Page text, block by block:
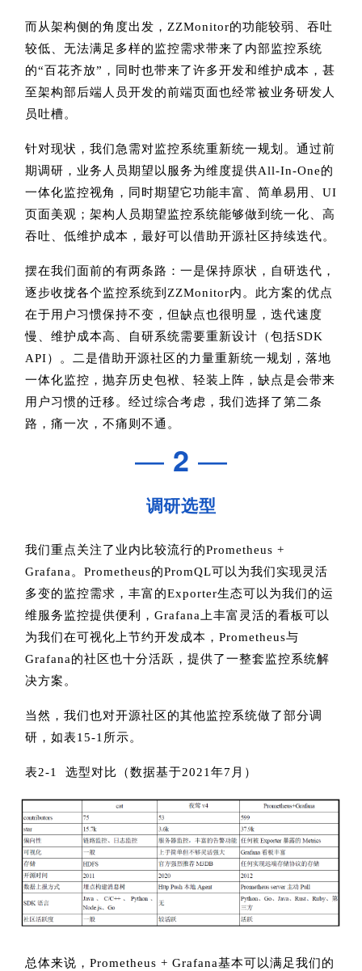
而从架构侧的角度出发，ZZMonitor的功能较弱、吞吐
较低、无法满足多样的监控需求带来了内部监控系统
的“百花齐放”，同时也带来了许多开发和维护成本，甚
至架构部后端人员开发的前端页面也经常被业务研发人
员吐槽。
针对现状，我们急需对监控系统重新统一规划。通过前
期调研，业务人员期望以服务为维度提供All-In-One的
一体化监控视角，同时期望它功能丰富、简单易用、UI
页面美观；架构人员期望监控系统能够做到统一化、高
吞吐、低维护成本，最好可以借助开源社区持续迭代。
摆在我们面前的有两条路：一是保持原状，自研迭代，
逐步收拢各个监控系统到ZZMonitor内。此方案的优点
在于用户习惯保持不变，但缺点也很明显，迭代速度
慢、维护成本高、自研系统需要重新设计（包括SDK
API）。二是借助开源社区的力量重新统一规划，落地
一体化监控，抛弃历史包袱、轻装上阵，缺点是会带来
用户习惯的迁移。经过综合考虑，我们选择了第二条
路，痛一次，不痛则不通。
— 2 —
调研选型
我们重点关注了业内比较流行的Prometheus +
Grafana。Prometheus的PromQL可以为我们实现灵活
多变的监控需求，丰富的Exporter生态可以为我们的运
维服务监控提供便利，Grafana上丰富灵活的看板可以
为我们在可视化上节约开发成本，Prometheus与
Grafana的社区也十分活跃，提供了一整套监控系统解
决方案。
当然，我们也对开源社区的其他监控系统做了部分调
研，如表15-1所示。
表2-1 选型对比（数据基于2021年7月）
总体来说，Prometheus + Grafana基本可以满足我们的